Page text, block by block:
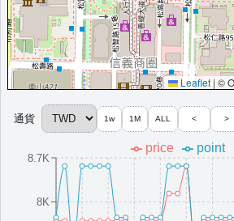
年
TWD
日
Marriott Bonvoyで価格をみる
プラチナエリート特典： ウェルカムギフト朝食
室アップグレード有（スイート含む）,クラブラ
ル提供
More...
1 - 1 件 / 全 1 件 ＞
Leaflet | ©
8K
8.7K
price point
通貨 1w 1M ALL < >